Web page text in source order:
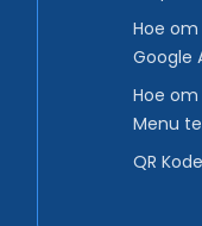
Hoe
Google
Hoe
Menu
QR